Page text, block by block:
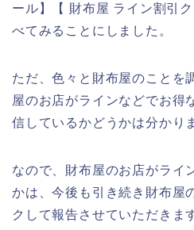
ール】【 財布屋 ライン割引
べてみることにしました。
ただ、色々と財布屋のことを
屋のお店がラインなどでお得
信しているかどうかは分かり
なので、財布屋のお店がライ
かは、今後も引き続き財布屋
クして報告させていただきま